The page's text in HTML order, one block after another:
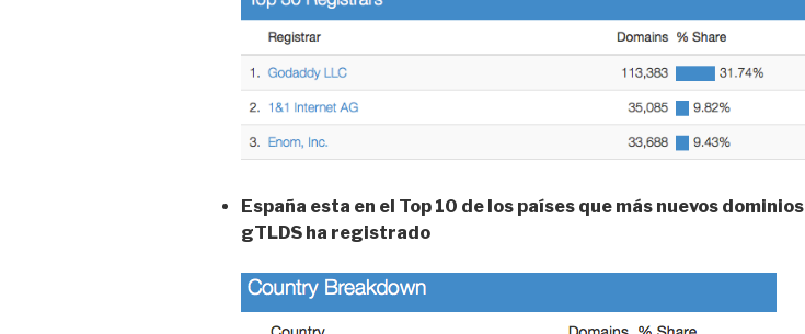
España esta en el Top 10 de los países que más nuevos dominios
gTLDS ha registrado